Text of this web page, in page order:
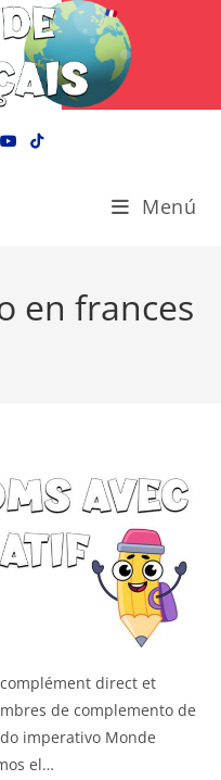
Menú
en frances
direct et
de complemento de
imperativo Monde
el…